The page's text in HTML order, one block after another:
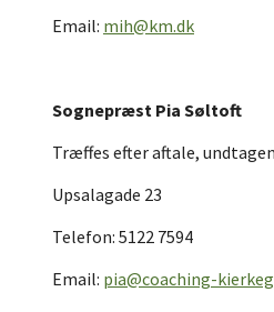
Email: mih@km.dk
Sognepræst Pia Søltoft
Træffes efter aftale,
Upsalagade 23
Telefon: 5122 7594
Email: pia@coaching-